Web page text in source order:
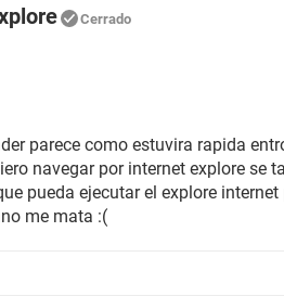
Cerrado
parece como estuvira rapida
navegar por internet explore se
pueda ejecutar el explore internet
me mata :(